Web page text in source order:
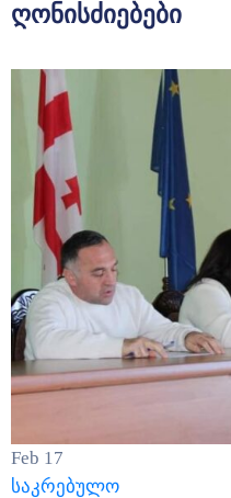
ღონისძიებები
Feb 17
საკრებულო